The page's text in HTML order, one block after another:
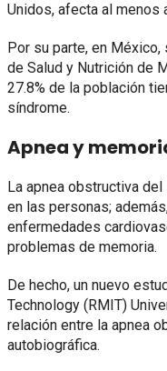
Unidos, afecta al menos
Por su parte, en México,
de Salud y Nutrición de
27.8% de la población
síndrome.
Apnea y
La apnea obstructiva
en las personas;
enfermedades
problemas de memoria.
De hecho, un nuevo
Technology (RMIT)
relación entre la apnea
autobiográfica.